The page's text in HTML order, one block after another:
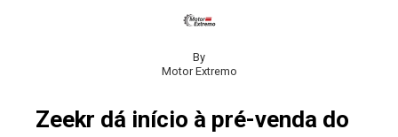
By
Motor Extremo
Zeekr dá início à pré-venda do